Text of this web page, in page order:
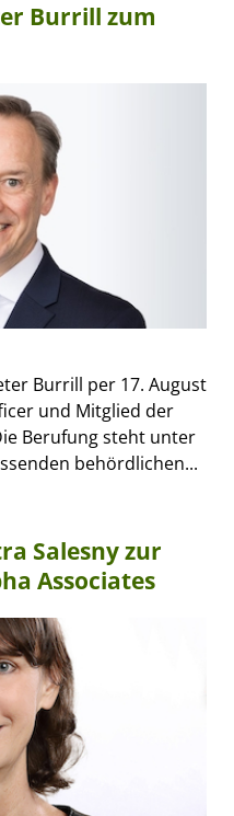
Burrill zum
Burrill per 17. August
und Mitglied der
Berufung steht unter
behördlichen...
Salesny zur
Associates